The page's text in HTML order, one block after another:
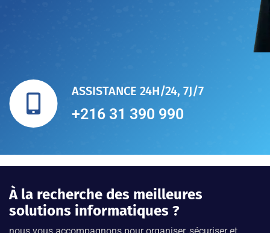
ASSISTANCE 24H/24, 7J/7
+216 31 390 990
À la recherche des meilleures
solutions informatiques ?
nous vous accompagnons pour organiser, sécuriser et